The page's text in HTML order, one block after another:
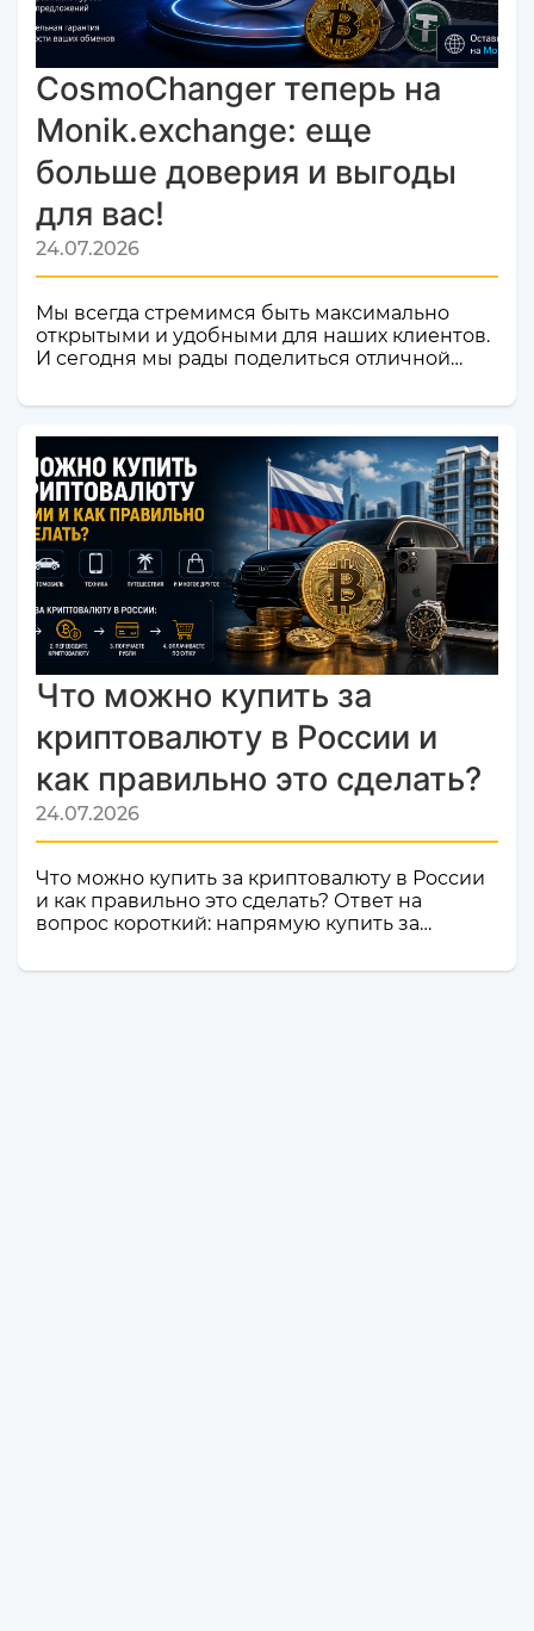
CosmoChanger теперь на
Monik.exchange: еще
больше доверия и выгоды
для вас!
24.07.2026
Мы всегда стремимся быть максимально
открытыми и удобными для наших клиентов.
И сегодня мы рады поделиться отличной
валют и криптовалют CosmoChanger
официально добавлен в листинг
мониторинга обменников
Monik.exchange.Что это значит для вас?
Только плюсы! Мы делаем всё, чтобы каждый
ваш обмен был быстрым, безопасным и
комфортным.Почему это важное событие?
Попадание в список надежных платформ на
Monik.exchange — это знак каче...
Что можно купить за
криптовалюту в России и
как правильно это сделать?
24.07.2026
Что можно купить за криптовалюту в России
и как правильно это сделать? Ответ на
вопрос короткий: напрямую купить за
нельзя. Российское законодательство не